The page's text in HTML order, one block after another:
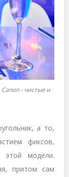
- чистые и
а то,
фиксов,
модели.
притом сам